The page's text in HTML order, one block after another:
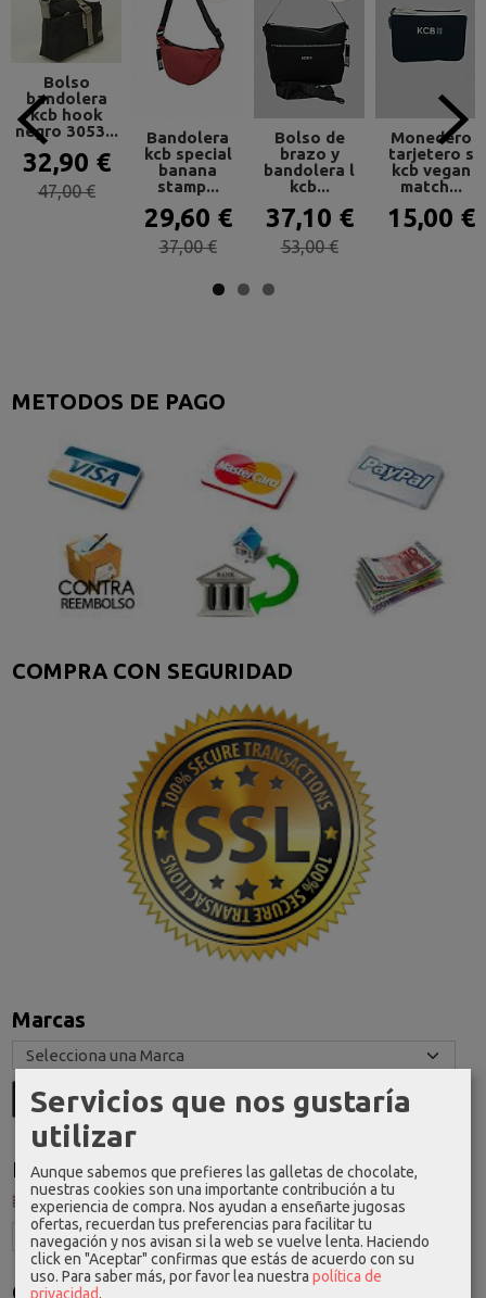
METODOS DE PAGO
COMPRA CON SEGURIDAD
Marcas
Idioma
Costes de Envío
Bolso
bandolera
kcb hook
negro 3053...
32,90 €
47,00 €
Bandolera
kcb special
banana
stamp...
29,60 €
37,00 €
Bolso de
brazo y
bandolera l
kcb...
37,10 €
53,00 €
Monedero
tarjetero s
kcb vegan
match...
15,00 €
Servicios que nos gustaría
utilizar
Aunque sabemos que prefieres las galletas de chocolate,
nuestras cookies son una importante contribución a tu
experiencia de compra. Nos ayudan a enseñarte jugosas
ofertas, recuerdan tus preferencias para facilitar tu
navegación y nos avisan si la web se vuelve lenta. Haciendo
click en "Aceptar" confirmas que estás de acuerdo con su
uso. Para saber más, por favor lea nuestra política de
privacidad.